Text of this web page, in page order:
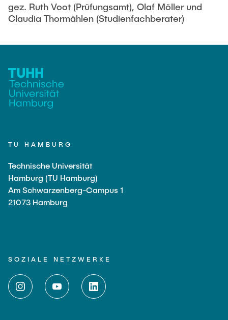
gez. Ruth Voot (Prüfungsamt), Olaf Möller und
Claudia Thormählen (Studienfachberater)
TU HAMBURG
Technische Universität
Hamburg (TU Hamburg)
Am Schwarzenberg-Campus 1
21073 Hamburg
SOZIALE NETZWERKE